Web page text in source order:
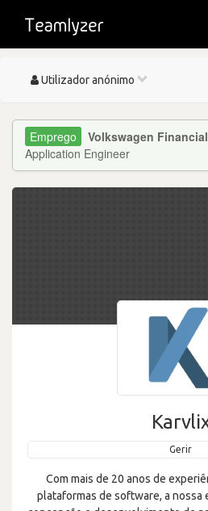
Toggle
Utilizador anónimo
Volkswagen
Application Engineer
Gerir
Com mais de 20 anos de
plataformas de software, a nossa